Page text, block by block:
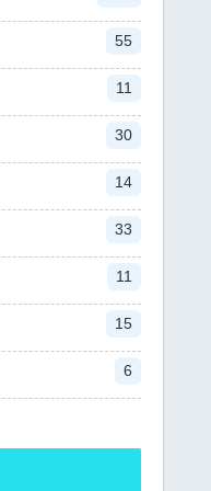
55
11
30
14
33
11
15
6